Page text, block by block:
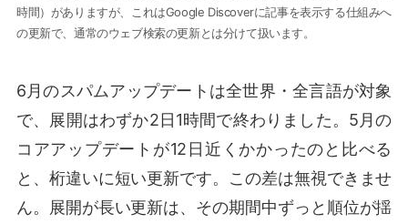
時間）がありますが、これはGoogle Discoverに記事を表示する仕組みへ
の更新で、通常のウェブ検索の更新とは分けて扱います。
6月のスパムアップデートは全世界・全言語が対象
で、展開はわずか2日1時間で終わりました。5月の
コアアップデートが12日近くかかったのと比べる
と、桁違いに短い更新です。この差は無視できませ
ん。展開が長い更新は、その期間中ずっと順位が揺